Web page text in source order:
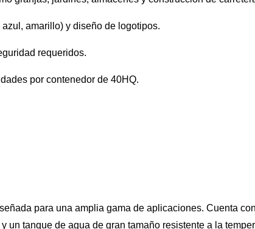
amarillo) y diseño de logotipos.
requeridos.
por contenedor de 40HQ.
para una amplia gama de aplicaciones. Cuenta
tanque de agua de gran tamaño resistente a la